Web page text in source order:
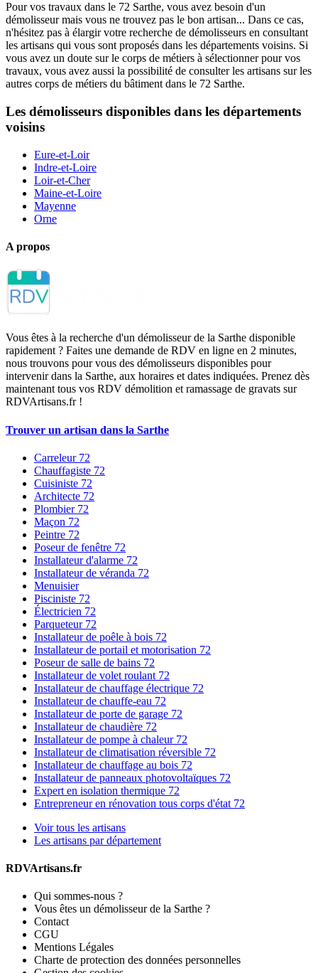
Pour vos travaux dans le 72 Sarthe, vous avez besoin d'un
démolisseur mais vous ne trouvez pas le bon artisan... Dans ce cas,
n'hésitez pas à élargir votre recherche de démolisseurs en consultant
les artisans qui vous sont proposés dans les départements voisins. Si
vous avez un doute sur le corps de métiers à sélectionner pour vos
travaux, vous avez aussi la possibilité de consulter les artisans sur les
autres corps de métiers du bâtiment dans le 72 Sarthe.
Les démolisseurs disponibles dans les départements
voisins
Eure-et-Loir
Indre-et-Loire
Loir-et-Cher
Maine-et-Loire
Mayenne
Orne
A propos
Vous êtes à la recherche d'un démolisseur de la Sarthe disponible
rapidement ? Faites une demande de RDV en ligne en 2 minutes,
nous trouvons pour vous des démolisseurs disponibles pour
intervenir dans la Sarthe, aux horaires et dates indiquées. Prenez dès
maintenant tous vos RDV démolition et ramassage de gravats sur
RDVArtisans.fr !
Trouver un artisan dans la Sarthe
Carreleur 72
Chauffagiste 72
Cuisiniste 72
Architecte 72
Plombier 72
Maçon 72
Peintre 72
Poseur de fenêtre 72
Installateur d'alarme 72
Installateur de véranda 72
Menuisier
Pisciniste 72
Électricien 72
Parqueteur 72
Installateur de poêle à bois 72
Installateur de portail et motorisation 72
Poseur de salle de bains 72
Installateur de volet roulant 72
Installateur de chauffage électrique 72
Installateur de chauffe-eau 72
Installateur de porte de garage 72
Installateur de chaudière 72
Installateur de pompe à chaleur 72
Installateur de climatisation réversible 72
Installateur de chauffage au bois 72
Installateur de panneaux photovoltaïques 72
Expert en isolation thermique 72
Entrepreneur en rénovation tous corps d'état 72
Voir tous les artisans
Les artisans par département
RDVArtisans.fr
Qui sommes-nous ?
Vous êtes un démolisseur de la Sarthe ?
Contact
CGU
Mentions Légales
Charte de protection des données personnelles